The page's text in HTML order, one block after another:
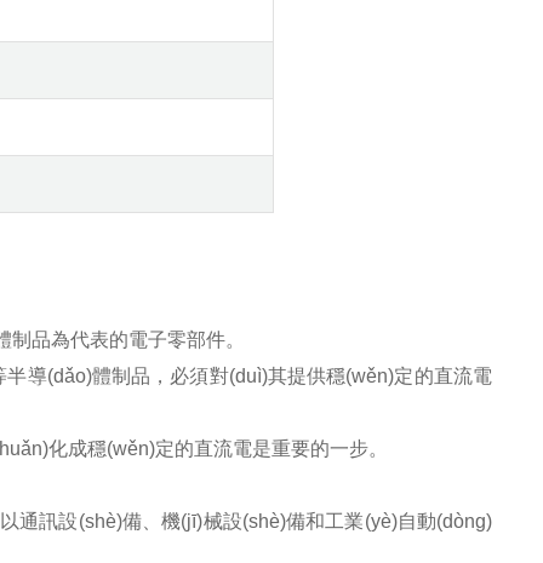
制品為代表的電子零部件。
半導(dǎo)體制品，必須對(duì)其提供穩(wěn)定的直流電
化成穩(wěn)定的直流電是重要的一步。
通訊設(shè)備、機(jī)械設(shè)備和工業(yè)自動(dòng)